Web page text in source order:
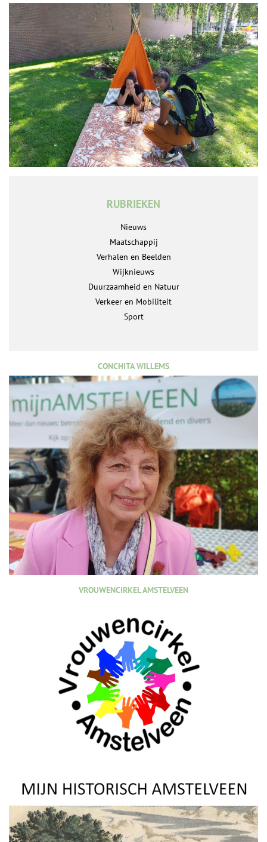
RUBRIEKEN
Nieuws
Maatschappij
Verhalen en Beelden
Wijknieuws
Duurzaamheid en Natuur
Verkeer en Mobiliteit
Sport
CONCHITA WILLEMS
VROUWENCIRKEL AMSTELVEEN